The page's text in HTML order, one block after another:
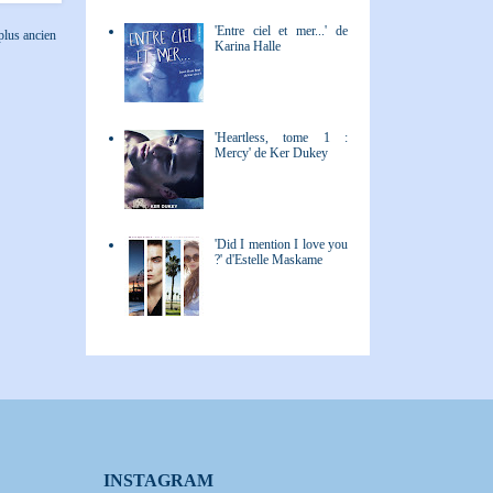
ancien
'Entre ciel et mer...' de
Karina Halle
'Heartless, tome 1 :
Mercy' de Ker Dukey
'Did I mention I love you
?' d'Estelle Maskame
INSTAGRAM